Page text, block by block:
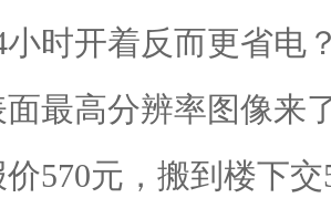
小时开着反而更省电
面最高分辨率图像来
570元，搬到楼下